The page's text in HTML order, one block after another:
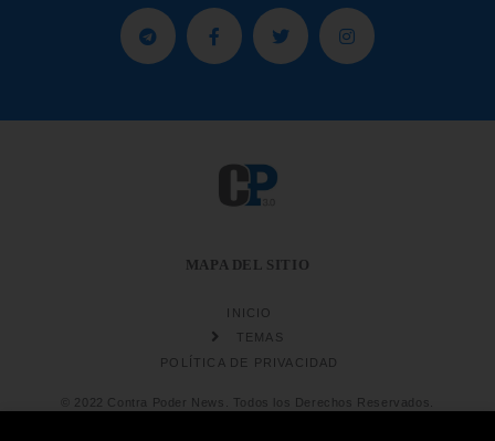
MAPA DEL SITIO
INICIO
TEMAS
POLÍTICA DE PRIVACIDAD
© 2022 Contra Poder News. Todos los Derechos Reservados.